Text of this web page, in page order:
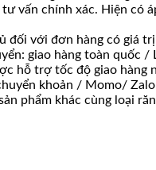
vấn chính xác. Hiện có
đối với đơn hàng có giá
giao hàng toàn quốc /
hỗ trợ tốc độ giao hàng
khoản / Momo/
phẩm khác cùng loại